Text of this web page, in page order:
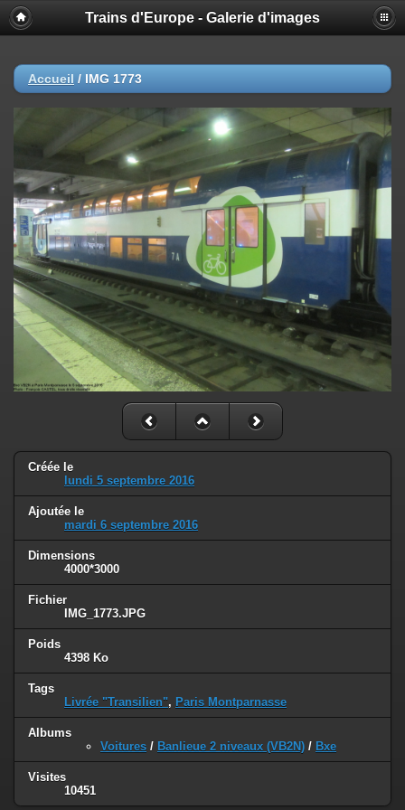
Trains d'Europe - Galerie d'images
Accueil / IMG 1773
Créée le
lundi 5 septembre 2016
Ajoutée le
mardi 6 septembre 2016
Dimensions
4000*3000
Fichier
IMG_1773.JPG
Poids
4398 Ko
Tags
Livrée "Transilien", Paris Montparnasse
Albums
Voitures / Banlieue 2 niveaux (VB2N) / Bxe
Visites
10451